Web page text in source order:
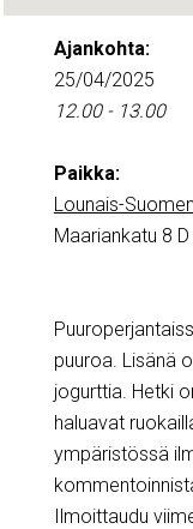
Ajankohta:
25/04/2025
12.00 - 13.00
Paikka:
Lounais-
Maariankatu 8
puuroa. Lisänä
jogurttia. Hetki
haluavat
ympäristössä
Ilmoittaudu